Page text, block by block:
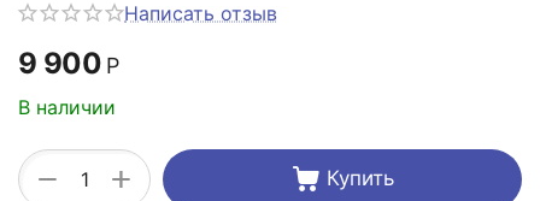
Написать отзыв
9 900 Р
В наличии
+
− Купить